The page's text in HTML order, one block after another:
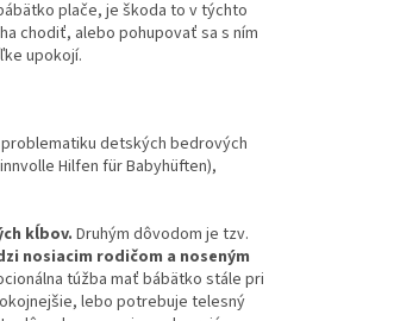
plače, je škoda to v týchto
chodiť, alebo pohupovať sa s ním
upokojí.
detských bedrových
Hilfen für Babyhüften),
kĺbov. Druhým dôvodom je tzv.
nosiacim rodičom a noseným
túžba mať bábätko stále pri
lebo potrebuje telesný